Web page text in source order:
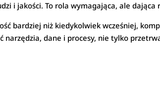
i jakości. To rola wymagająca, ale
bardziej niż kiedykolwiek wcześniej,
dane i procesy, nie tylko